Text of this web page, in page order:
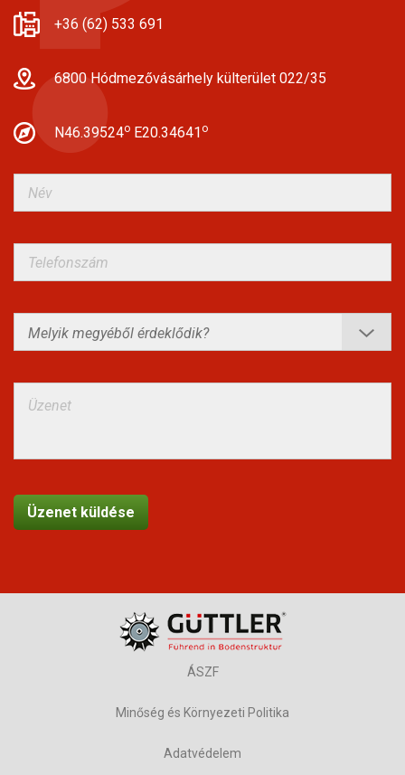
+36 (62) 533 691
6800 Hódmezővásárhely külterület 022/35
N46.39524o E20.34641 o
ÁSZF
Minőség és Környezeti Politika
Adatvédelem